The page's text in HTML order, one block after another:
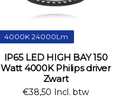
4000K 24000Lm
IP65 LED HIGH BAY 150
Watt 4000K Philips driver
Zwart
€38,50 Incl. btw